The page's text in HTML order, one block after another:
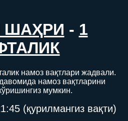
ШАҲРИ - 1
намоз вақтлари жадвали.
намоз вақтларини
мумкин.
(қурилмангиз вақти)